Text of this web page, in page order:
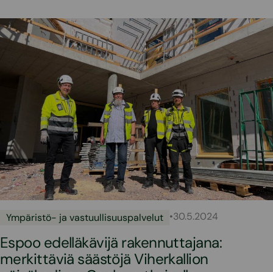
Ympäristö- ja vastuullisuuspalvelut •30.5.2024
Espoo edelläkävijä rakennuttajana:
merkittäviä säästöjä Viherkallion